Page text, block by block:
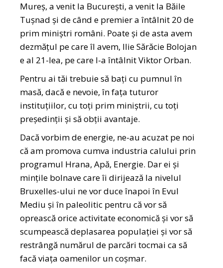
Mureș, a venit la București, a venit la Băile
Tușnad și de când e premier a întâlnit 20 de
prim miniștri români. Poate și de asta avem
dezmățul pe care îl avem, Ilie Sărăcie Bolojan
e al 21-lea, pe care l-a întâlnit Viktor Orban.
Pentru ai tăi trebuie să bați cu pumnul în
masă, dacă e nevoie, în fața tuturor
instituțiilor, cu toți prim miniștrii, cu toți
președinții și să obții avantaje.
Dacă vorbim de energie, ne-au acuzat pe noi
că am promova cumva industria calului prin
programul Hrana, Apă, Energie. Dar ei și
mințile bolnave care îi dirijează la nivelul
Bruxelles-ului ne vor duce înapoi în Evul
Mediu și în paleolitic pentru că vor să
oprească orice activitate economică și vor să
scumpească deplasarea populației și vor să
restrângă numărul de parcări tocmai ca să
facă viața oamenilor un coșmar.